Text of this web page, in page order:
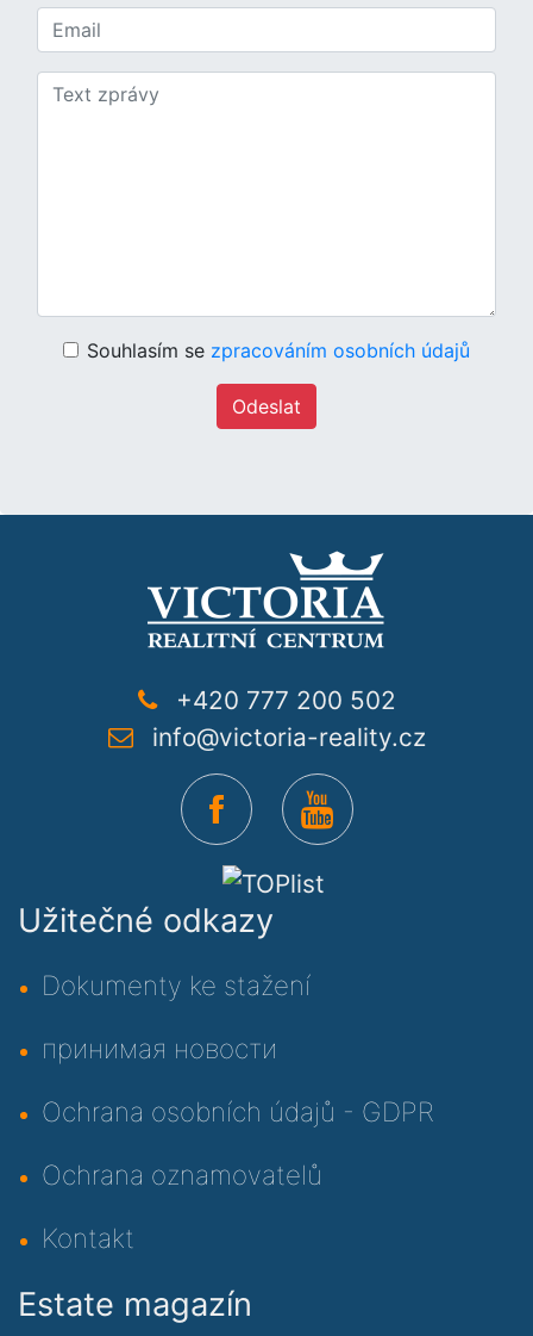
Souhlasím se zpracováním osobních údajů
Odeslat
+420 777 200 502
info@victoria-reality.cz
Užitečné odkazy
Dokumenty ke stažení
принимая новости
Ochrana osobních údajů - GDPR
Ochrana oznamovatelů
Kontakt
Estate magazín